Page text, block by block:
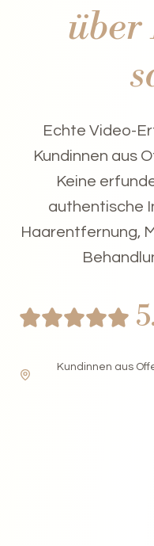
Echte Video-
Kundinnen aus
Keine
authentische
Haarentfernung,
Kundinnen aus